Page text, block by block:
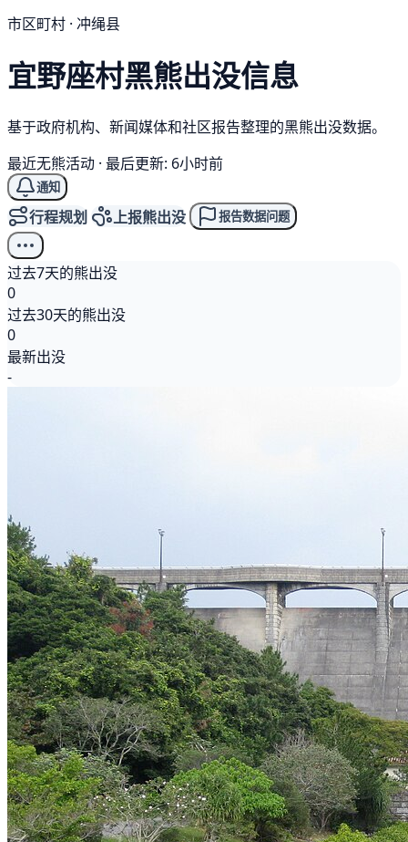
市区町村 · 冲绳县
宜野座村黑熊出没信息
基于政府机构、新闻媒体和社区报告整理的黑熊出没数据。
最近无熊活动 · 最后更新: 6小时前
通知
行程规划 上报熊出没 报告数据问题
过去7天的熊出没
0
过去30天的熊出没
0
最新出没
-